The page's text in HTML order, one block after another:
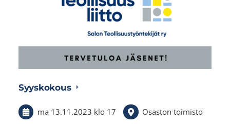
Syyskokous
ma 13.11.2023 klo 17 Osaston toimisto